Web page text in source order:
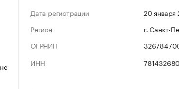
Дата регистрации
20 января
Регион
г. Санкт-
ОГРНИП
ИНН